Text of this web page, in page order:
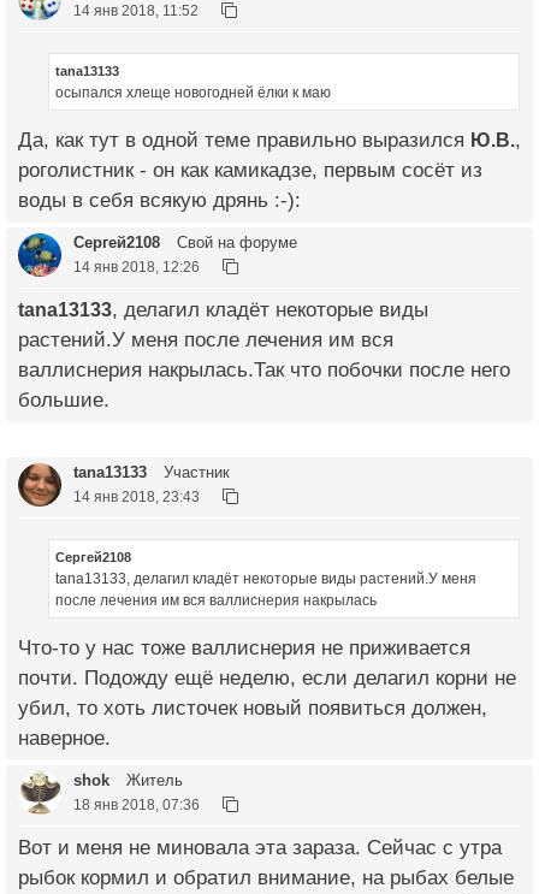
14 янв 2018, 11:52
tana13133
осыпался хлеще новогодней ёлки к маю
Да, как тут в одной теме правильно выразился Ю.В.,
роголистник - он как камикадзе, первым сосёт из
воды в себя всякую дрянь :-):
Сергей2108 Свой на форуме
14 янв 2018, 12:26
tana13133, делагил кладёт некоторые виды
растений.У меня после лечения им вся
валлиснерия накрылась.Так что побочки после него
большие.
tana13133 Участник
14 янв 2018, 23:43
Сергей2108
tana13133, делагил кладёт некоторые виды растений.У меня
после лечения им вся валлиснерия накрылась
Что-то у нас тоже валлиснерия не приживается
почти. Подожду ещё неделю, если делагил корни не
убил, то хоть листочек новый появиться должен,
наверное.
shok Житель
18 янв 2018, 07:36
Вот и меня не миновала эта зараза. Сейчас с утра
рыбок кормил и обратил внимание, на рыбах белые